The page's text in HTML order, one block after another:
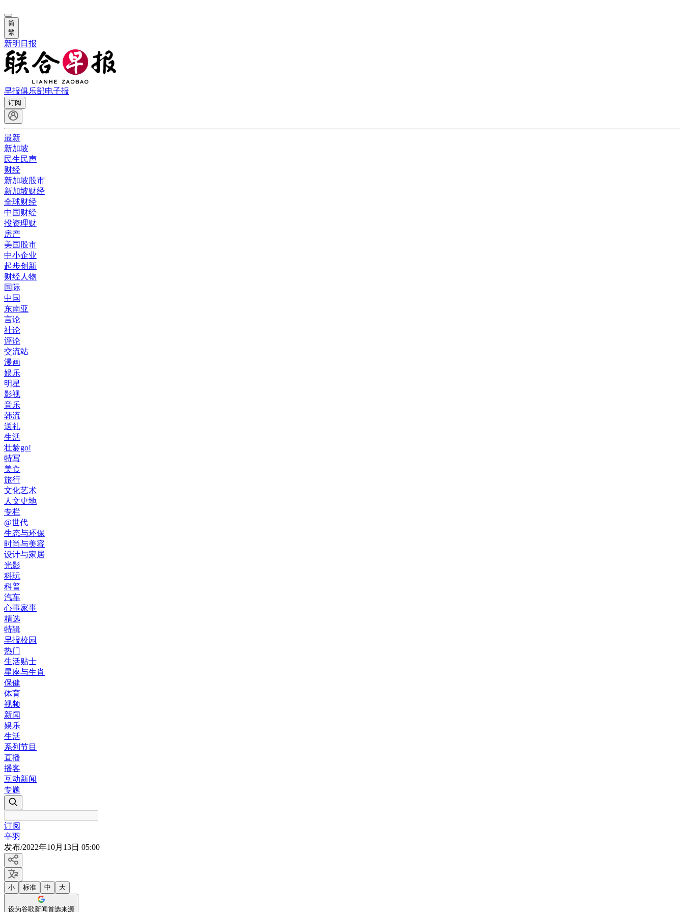
简
繁
新明日报
早报俱乐部电子报
订阅
最新
新加坡
民生民声
财经
新加坡股市
新加坡财经
全球财经
中国财经
投资理财
房产
美国股市
中小企业
起步创新
财经人物
国际
中国
东南亚
言论
社论
评论
交流站
漫画
娱乐
明星
影视
音乐
韩流
送礼
生活
壮龄go!
特写
美食
旅行
文化艺术
人文史地
专栏
@世代
生态与环保
时尚与美容
设计与家居
光影
科玩
科普
汽车
心事家事
精选
特辑
早报校园
热门
生活贴士
星座与生肖
保健
体育
视频
新闻
娱乐
生活
系列节目
直播
播客
互动新闻
专题
订阅
辛羽
发布/2022年10月13日 05:00
小 标准 中 大
设为谷歌新闻首选来源